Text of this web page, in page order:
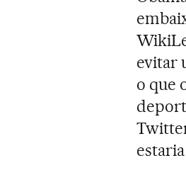
evitar
o que